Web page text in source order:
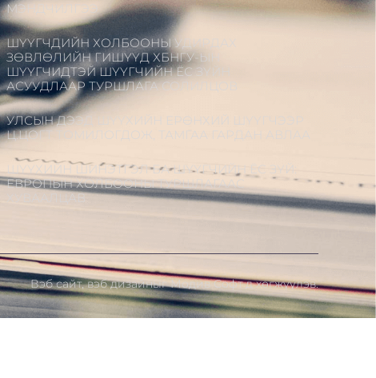
МЭНДЧИЛГЭЭ
ШҮҮГЧДИЙН ХОЛБООНЫ УДИРДАХ
ЗӨВЛӨЛИЙН ГИШҮҮД ХБНГУ-ЫН
ШҮҮГЧИДТЭЙ ШҮҮГЧИЙН ЁС ЗҮЙН
АСУУДЛААР ТУРШЛАГА СОЛИЛЦОВ
УЛСЫН ДЭЭД ШҮҮХИЙН ЕРӨНХИЙ ШҮҮГЧЭЭР
Ц.ЦОГТ ТОМИЛОГДОЖ, ТАМГАА ГАРДАН АВЛАА
ШҮҮХИЙН ШИНЭТГЭЛ БА ШҮҮГЧИЙН ЁС ЗҮЙ:
ЕВРОПЫН ХОЛБООНЫ ТУРШЛАГААС
ХУВААЛЦАВ
Вэб сайт,вэб дизайныгМодив Софтд хөгжүүлэв.